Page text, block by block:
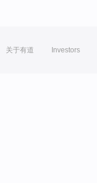
关于有道 Investors